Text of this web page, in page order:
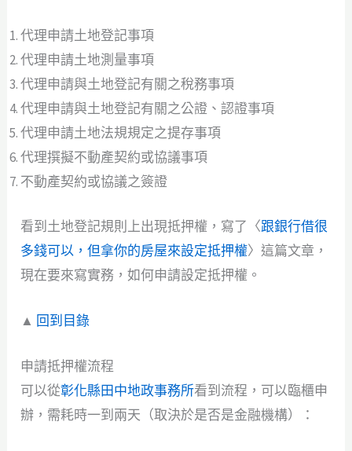
代理申請土地登記事項
代理申請土地測量事項
代理申請與土地登記有關之稅務事項
代理申請與土地登記有關之公證、認證事項
代理申請土地法規規定之提存事項
代理撰擬不動產契約或協議事項
不動產契約或協議之簽證
看到土地登記規則上出現抵押權，寫了〈跟銀行借很
多錢可以，但拿你的房屋來設定抵押權〉這篇文章，
現在要來寫實務，如何申請設定抵押權。
▲ 回到目錄
申請抵押權流程
可以從彰化縣田中地政事務所看到流程，可以臨櫃申
辦，需耗時一到兩天（取決於是否是金融機構）：